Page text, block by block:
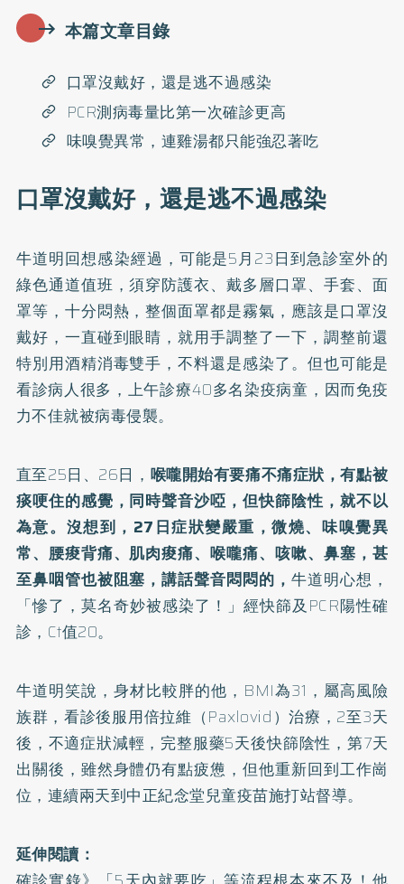
本篇文章目錄
口罩沒戴好，還是逃不過感染
PCR測病毒量比第一次確診更高
味嗅覺異常，連雞湯都只能強忍著吃
口罩沒戴好，還是逃不過感染
牛道明回想感染經過，可能是5月23日到急診室外的
綠色通道值班，須穿防護衣、戴多層口罩、手套、面
罩等，十分悶熱，整個面罩都是霧氣，應該是口罩沒
戴好，一直碰到眼睛，就用手調整了一下，調整前還
特別用酒精消毒雙手，不料還是感染了。但也可能是
看診病人很多，上午診療40多名染疫病童，因而免疫
力不佳就被病毒侵襲。
直至25日、26日， 喉嚨開始有要痛不痛症狀，有點被
痰哽住的感覺，同時聲音沙啞，但快篩陰性，就不以
為意。沒想到，27日症狀變嚴重，微燒、味嗅覺異
常、腰痠背痛、肌肉痠痛、喉嚨痛、咳嗽、鼻塞，甚
至鼻咽管也被阻塞，講話聲音悶悶的， 牛道明心想，
「慘了，莫名奇妙被感染了！」經快篩及PCR陽性確
診，Ct值20。
牛道明笑說，身材比較胖的他，BMI為31，屬高風險
族群，看診後服用倍拉維（Paxlovid）治療，2至3天
後，不適症狀減輕，完整服藥5天後快篩陰性，第7天
出關後，雖然身體仍有點疲憊，但他重新回到工作崗
位，連續兩天到中正紀念堂兒童疫苗施打站督導。
延伸閱讀：